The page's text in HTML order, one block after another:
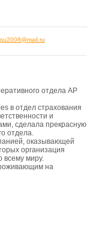
отдела AP
в отдел страхования
и
сделала прекрасную
отдела.
оказывающей
организация
всему миру.
на